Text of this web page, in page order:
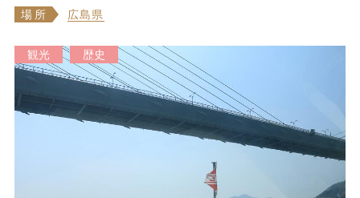
場所
広島県
観光 歴史